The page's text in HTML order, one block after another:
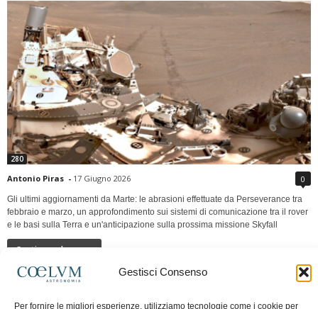
Gestisci Consenso
Per fornire le migliori esperienze, utilizziamo tecnologie come i cookie per
280
Antonio Piras - 17 Giugno 2026 0
Gli ultimi aggiornamenti da Marte: le abrasioni effettuate da Perseverance tra
febbraio e marzo, un approfondimento sui sistemi di comunicazione tra il rover
e le basi sulla Terra e un'anticipazione sulla prossima missione Skyfall
Continua a leggere